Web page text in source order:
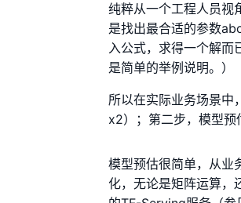
纯粹从一个工程人员
是找出最合适的参数
入公式，求得一个解而
是简单的举例说明。）
所以在实际业务场景中
x2）；第二步，模型预
模型预估很简单，从业
化，无论是矩阵运算，